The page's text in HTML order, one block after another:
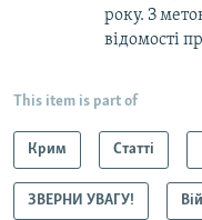
року. З
відомості
This item is part of
Крим Статті
ЗВЕРНИ УВАГУ!